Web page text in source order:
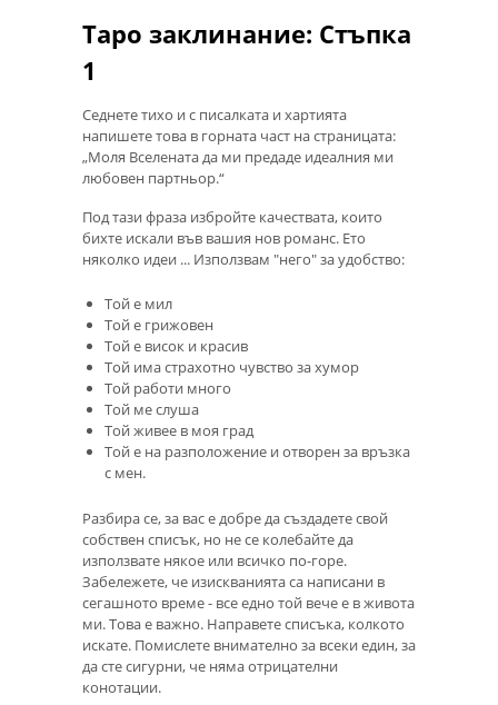
Таро заклинание: Стъпка
1
Седнете тихо и с писалката и хартията
напишете това в горната част на страницата:
„Моля Вселената да ми предаде идеалния ми
любовен партньор.“
Под тази фраза избройте качествата, които
бихте искали във вашия нов романс. Ето
няколко идеи ... Използвам "него" за удобство:
Той е мил
Той е грижовен
Той е висок и красив
Той има страхотно чувство за хумор
Той работи много
Той ме слуша
Той живее в моя град
Той е на разположение и отворен за връзка
с мен.
Разбира се, за вас е добре да създадете свой
собствен списък, но не се колебайте да
използвате някое или всичко по-горе.
Забележете, че изискванията са написани в
сегашното време - все едно той вече е в живота
ми. Това е важно. Направете списъка, колкото
искате. Помислете внимателно за всеки един, за
да сте сигурни, че няма отрицателни
конотации.